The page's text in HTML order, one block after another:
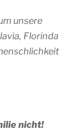
unsere
Florinda
nicht!